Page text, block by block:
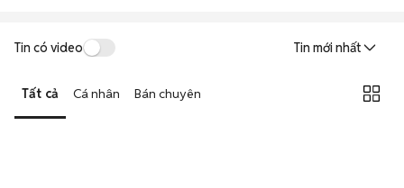
Tin có video Tin mới nhất
Tất cả Cá nhân Bán chuyên